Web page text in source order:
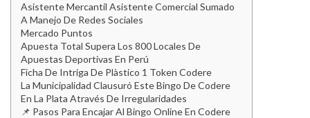
Asistente Mercantil Asistente Comercial Sumado
A Manejo De Redes Sociales
Mercado Puntos
Apuesta Total Supera Los 800 Locales De
Apuestas Deportivas En Perú
Ficha De Intriga De Plàstico 1 Token Codere
La Municipalidad Clausuró Este Bingo De Codere
En La Plata Através De Irregularidades
📌 Pasos Para Encajar Al Bingo Online En Codere